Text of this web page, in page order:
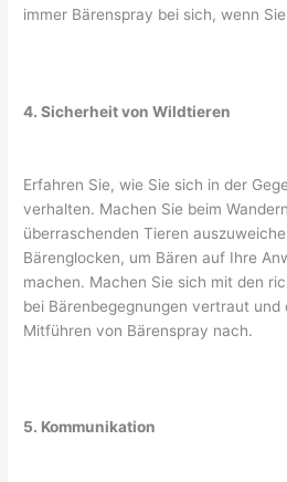
immer Bärenspray bei sich, wenn
4. Sicherheit von Wildtieren
Erfahren Sie, wie Sie sich in der
verhalten. Machen Sie beim
überraschenden Tieren
Bärenglocken, um Bären auf Ihre
machen. Machen Sie sich mit den
bei Bärenbegegnungen vertraut und
Mitführen von Bärenspray nach.
5. Kommunikation